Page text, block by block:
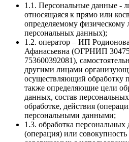
1.1. Персональные данные -
относящаяся к прямо или
определяемому физическому
персональных данных);
1.2. оператор – ИП
Афанасьевна (ОГРНИП
753600392081),
другими лицами
осуществляющий обработку
также определяющие цели
данных, состав
обработке, действия
персональными данными;
1.3. обработка
(операция) или